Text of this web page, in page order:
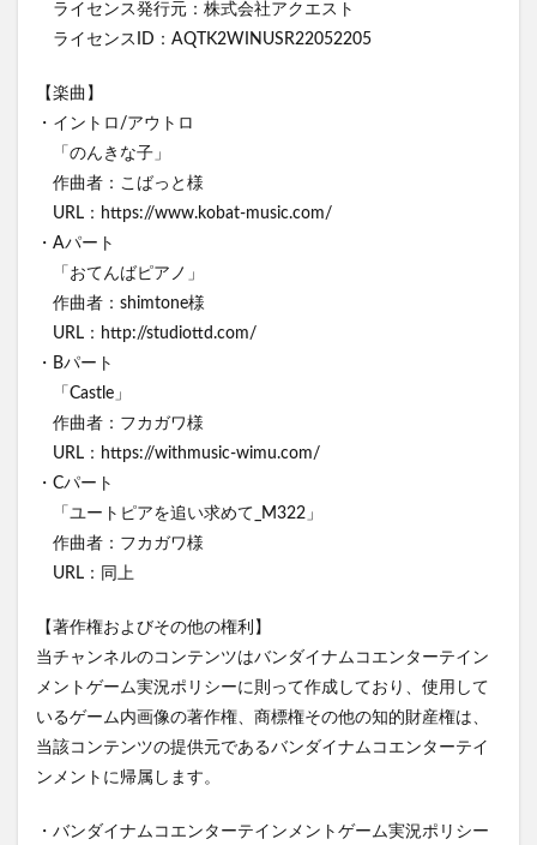
ライセンス発行元：株式会社アクエスト
ライセンスID：AQTK2WINUSR22052205
【楽曲】
・イントロ/アウトロ
「のんきな子」
作曲者：こばっと様
URL：https://www.kobat-music.com/
・Aパート
「おてんばピアノ」
作曲者：shimtone様
URL：http://studiottd.com/
・Bパート
「Castle」
作曲者：フカガワ様
URL：https://withmusic-wimu.com/
・Cパート
「ユートピアを追い求めて_M322」
作曲者：フカガワ様
URL：同上
【著作権およびその他の権利】
当チャンネルのコンテンツはバンダイナムコエンターテイン
メントゲーム実況ポリシーに則って作成しており、使用して
いるゲーム内画像の著作権、商標権その他の知的財産権は、
当該コンテンツの提供元であるバンダイナムコエンターテイ
ンメントに帰属します。
・バンダイナムコエンターテインメントゲーム実況ポリシー